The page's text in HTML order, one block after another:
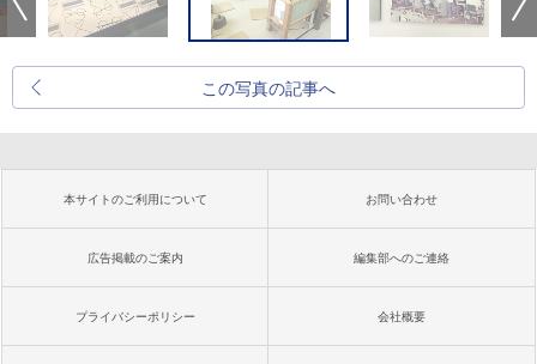
この写真の記事へ
本サイトのご利用について お問い合わせ
広告掲載のご案内 編集部へのご連絡
プライバシーポリシー 会社概要